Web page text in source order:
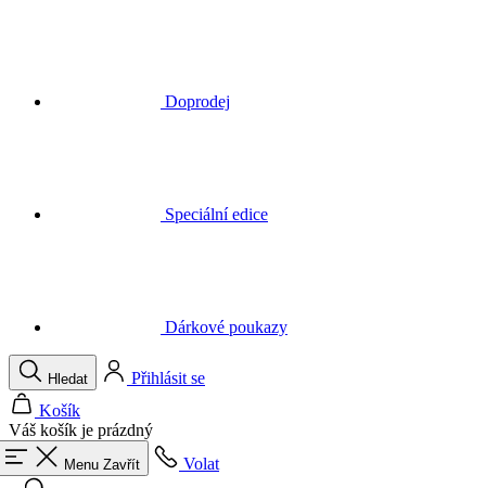
Váš košík je prázdný
Menu Zavřít
Volat
Hledat
Košík